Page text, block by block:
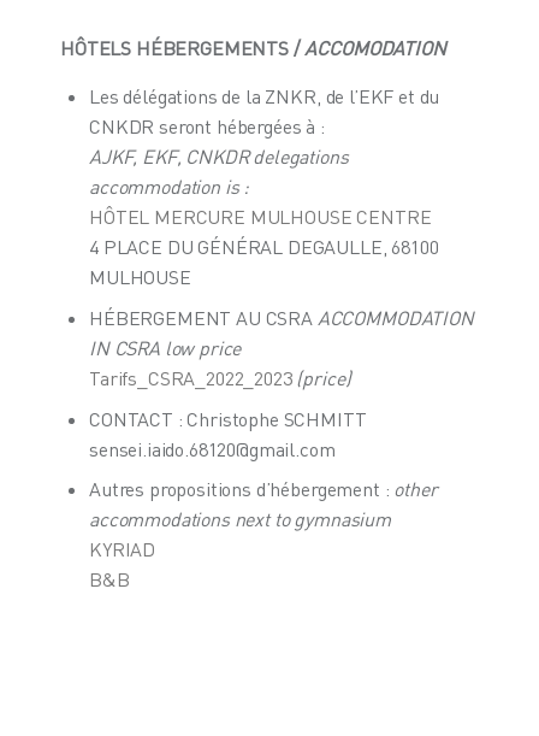
HÔTELS HÉBERGEMENTS /ACCOMODATION
Les délégations de la ZNKR, de l’EKF et du
CNKDR seront hébergées à :
AJKF, EKF, CNKDR delegations
accommodation is :
HÔTEL MERCURE MULHOUSE CENTRE
4 PLACE DU GÉNÉRAL DEGAULLE, 68100
MULHOUSE
HÉBERGEMENT AU CSRA ACCOMMODATION
IN CSRA low price
Tarifs_CSRA_2022_2023 (price)
CONTACT : Christophe SCHMITT
sensei.iaido.68120@gmail.com
Autres propositions d’hébergement : other
accommodations next to gymnasium
KYRIAD
B&B